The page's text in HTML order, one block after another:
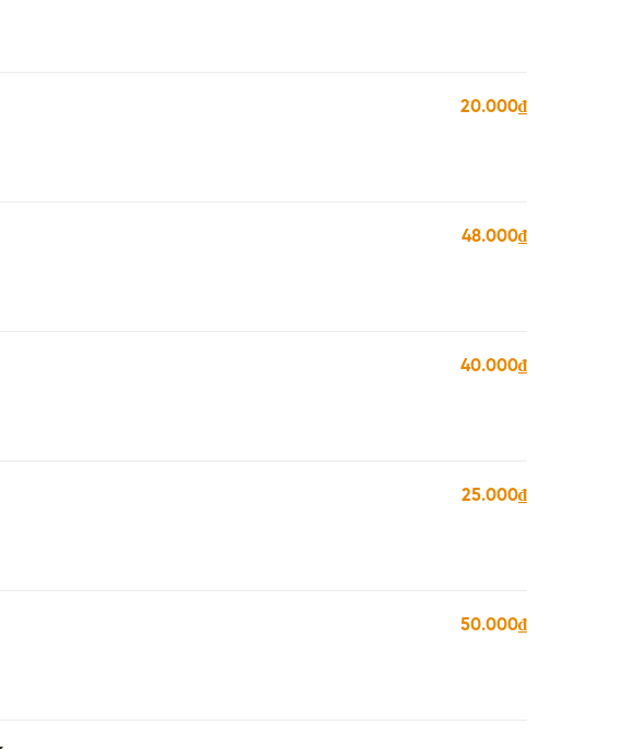
20.000₫
48.000₫
40.000₫
25.000₫
50.000₫